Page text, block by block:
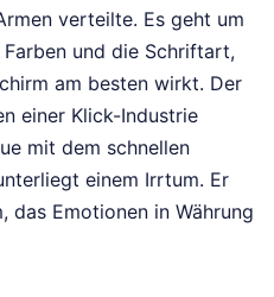
verteilte. Es geht um
und die Schriftart,
am besten wirkt. Der
einer Klick-Industrie
mit dem schnellen
einem Irrtum. Er
Emotionen in Währung